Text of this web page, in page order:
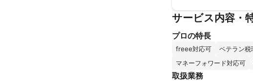
サービス内容・
プロの特長
freee対応可 ベテラン税
マネーフォワード対応可
取扱業務